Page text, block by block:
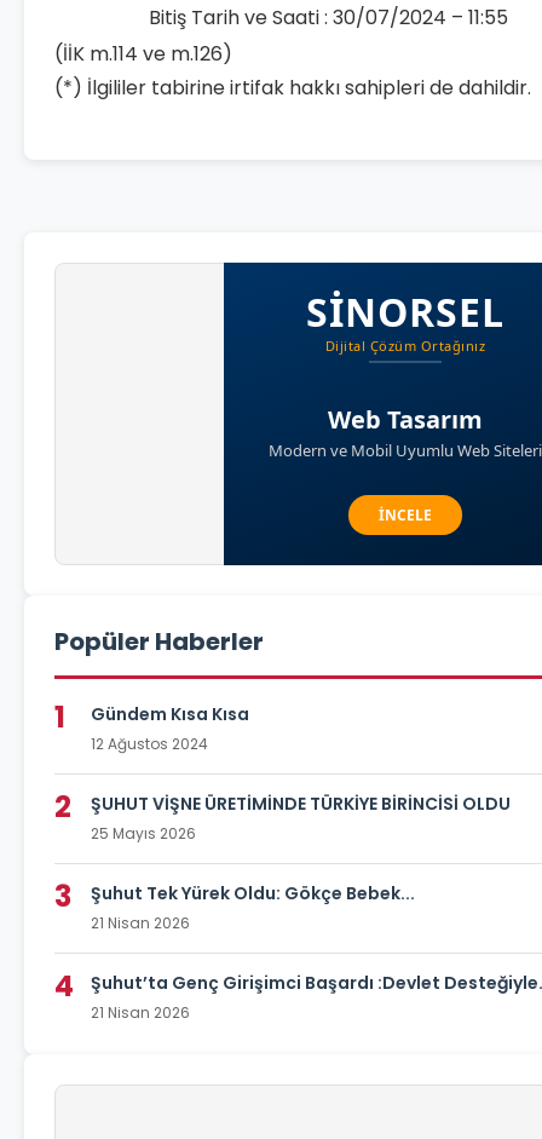
Bitiş Tarih ve Saati : 30/07/2024 – 11:55
(İİK m.114 ve m.126)
(*) İlgililer tabirine irtifak hakkı sahipleri de dahildir.
Popüler Haberler
1 Gündem Kısa Kısa
12 Ağustos 2024
2 ŞUHUT VİŞNE ÜRETİMİNDE TÜRKİYE BİRİNCİSİ OLDU
25 Mayıs 2026
3 Şuhut Tek Yürek Oldu: Gökçe Bebek...
21 Nisan 2026
4 Şuhut’ta Genç Girişimci Başardı :Devlet
21 Nisan 2026